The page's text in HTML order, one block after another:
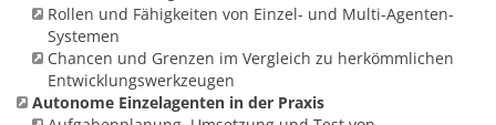
Rollen und Fähigkeiten von Einzel- und Multi-Agenten-
Systemen
Chancen und Grenzen im Vergleich zu herkömmlichen
Entwicklungswerkzeugen
Autonome Einzelagenten in der Praxis